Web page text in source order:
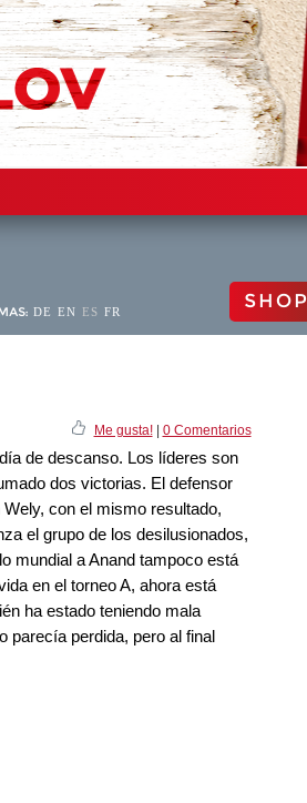
DE EN ES FR SHOP
Me gusta!| 0 Comentarios
de descanso. Los líderes son
dos victorias. El defensor
con el mismo resultado,
el grupo de los desilusionados,
mundial a Anand tampoco está
en el torneo A, ahora está
ha estado teniendo mala
parecía perdida, pero al final